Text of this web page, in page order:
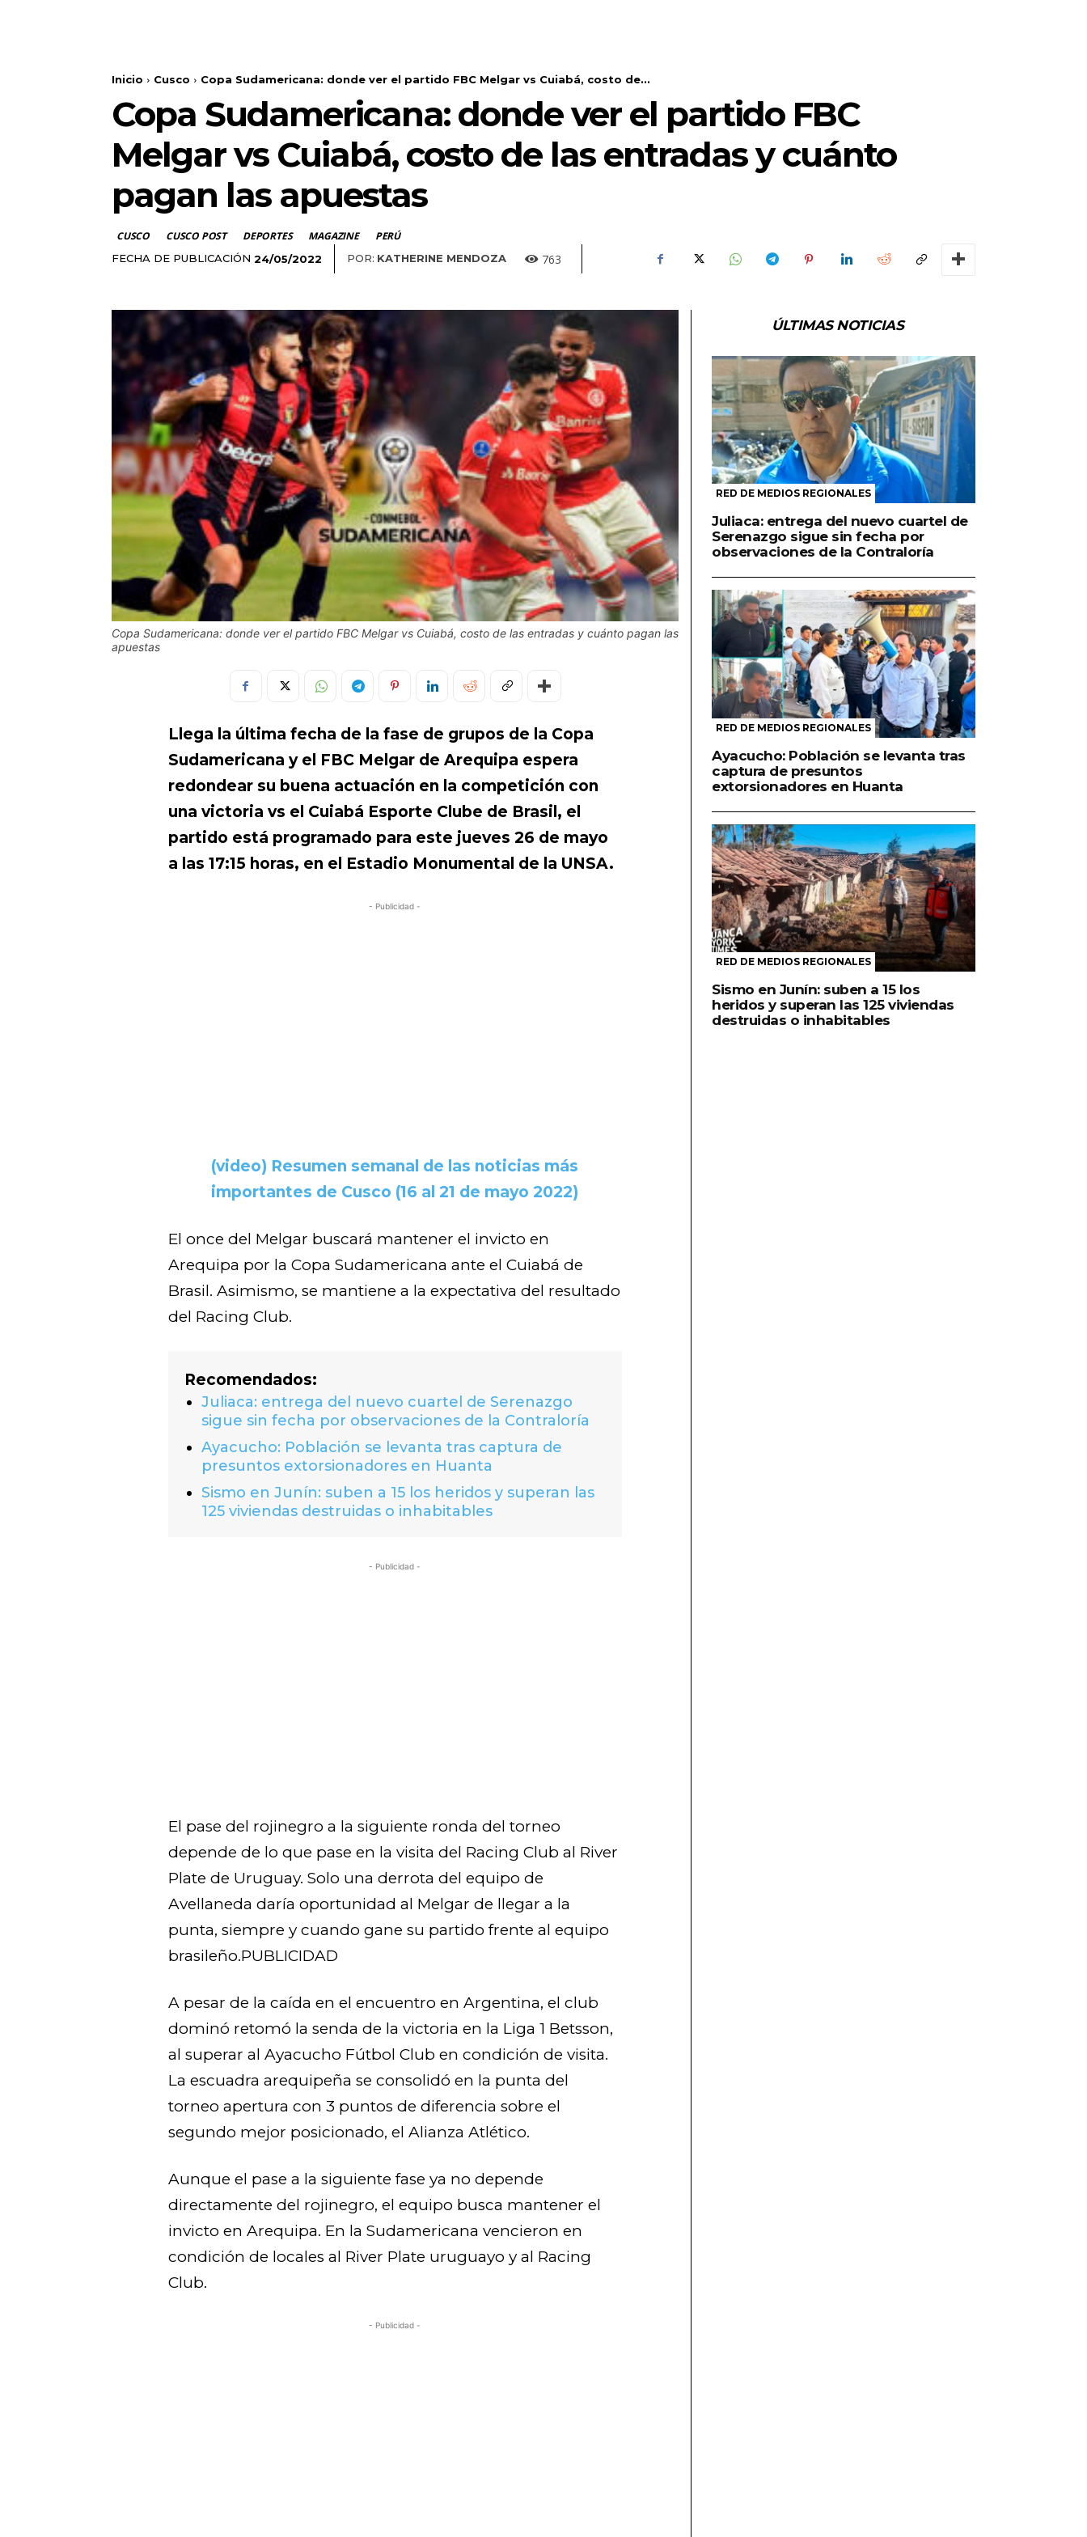
Inicio Cusco Copa Sudamericana: donde ver el partido FBC Melgar vs Cuiabá, costo de...
Copa Sudamericana: donde ver el partido FBC
Melgar vs Cuiabá, costo de las entradas y cuánto
pagan las apuestas
CUSCO CUSCO POST DEPORTES MAGAZINE PERÚ
FECHA DE PUBLICACIÓN 24/05/2022 POR: KATHERINE MENDOZA 763
Copa Sudamericana: donde ver el partido FBC Melgar vs Cuiabá, costo de las entradas y cuánto pagan las
apuestas
Llega la última fecha de la fase de grupos de la Copa
Sudamericana y el FBC Melgar de Arequipa espera
redondear su buena actuación en la competición con
una victoria vs el Cuiabá Esporte Clube de Brasil, el
partido está programado para este jueves 26 de mayo
a las 17:15 horas, en el Estadio Monumental de la UNSA.
- Publicidad -
(video) Resumen semanal de las noticias más
importantes de Cusco (16 al 21 de mayo 2022)
El once del Melgar buscará mantener el invicto en
Arequipa por la Copa Sudamericana ante el Cuiabá de
Brasil. Asimismo, se mantiene a la expectativa del resultado
del Racing Club.
Recomendados:
Juliaca: entrega del nuevo cuartel de Serenazgo
sigue sin fecha por observaciones de la Contraloría
Ayacucho: Población se levanta tras captura de
presuntos extorsionadores en Huanta
Sismo en Junín: suben a 15 los heridos y superan las
125 viviendas destruidas o inhabitables
- Publicidad -
El pase del rojinegro a la siguiente ronda del torneo
depende de lo que pase en la visita del Racing Club al River
Plate de Uruguay. Solo una derrota del equipo de
Avellaneda daría oportunidad al Melgar de llegar a la
punta, siempre y cuando gane su partido frente al equipo
brasileño.PUBLICIDAD
A pesar de la caída en el encuentro en Argentina, el club
dominó retomó la senda de la victoria en la Liga 1 Betsson,
al superar al Ayacucho Fútbol Club en condición de visita.
La escuadra arequipeña se consolidó en la punta del
torneo apertura con 3 puntos de diferencia sobre el
segundo mejor posicionado, el Alianza Atlético.
Aunque el pase a la siguiente fase ya no depende
directamente del rojinegro, el equipo busca mantener el
invicto en Arequipa. En la Sudamericana vencieron en
condición de locales al River Plate uruguayo y al Racing
Club.
- Publicidad -
ÚLTIMAS NOTICIAS
RED DE MEDIOS REGIONALES
Juliaca: entrega del nuevo cuartel de
Serenazgo sigue sin fecha por
observaciones de la Contraloría
RED DE MEDIOS REGIONALES
Ayacucho: Población se levanta tras
captura de presuntos
extorsionadores en Huanta
RED DE MEDIOS REGIONALES
Sismo en Junín: suben a 15 los
heridos y superan las 125 viviendas
destruidas o inhabitables